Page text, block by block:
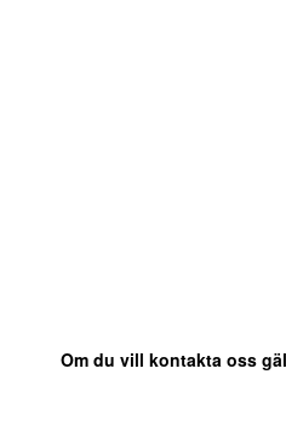
Om du vill kontakta oss